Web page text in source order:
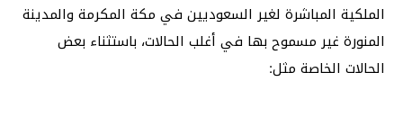
الملكية المباشرة لغير السعوديين في مكة المكرمة والمدينة
المنورة غير مسموح بها في أغلب الحالات، باستثناء بعض
الحالات الخاصة مثل: